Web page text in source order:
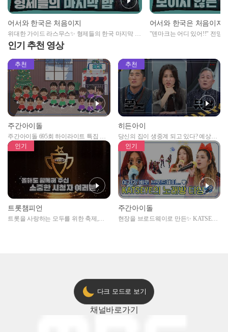
어서와 한국은 처음이지
위대한 가이드 라스무스✨ 형제들의 한국 마지막 밤
🌙
어서와 한국은 처음이지
"덴마크는 어디 있어!!" 전망
인기 추천 영상
추천
주간아이돌
주간아이돌 695회 하이라이트 특집 남
자아이돌편 예고
추천
히든아이
당신의 집이 생중계 되고 있다? 예상치
못한 곳에서 일어나는 불법촬영 범죄!
인기
트롯챔피언
트롯을 사랑하는 모두를 위한 축제,
인기
주간아이돌
현장을 브로드웨이로 만든✨ KATSEYE
다크 모드로 보기
채널바로가기